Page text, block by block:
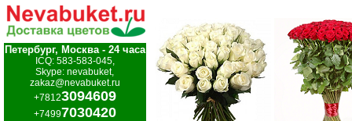
Петербург, Москва - 24 часа
ICQ: 583-583-045,
Skype: nevabuket,
zakaz@nevabuket.ru
+78123094609
+74997030420